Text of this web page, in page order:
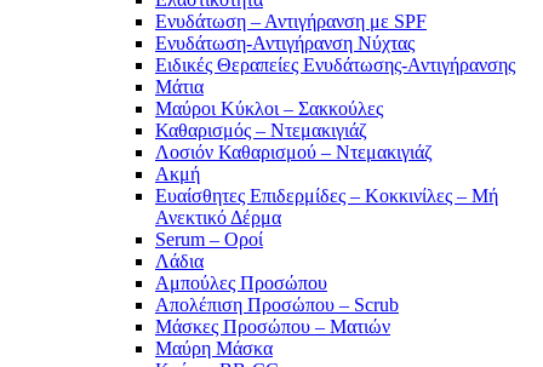
Ενυδάτωση – Αντιγήρανση με SPF
Ενυδάτωση-Αντιγήρανση Νύχτας
Ειδικές Θεραπείες Ενυδάτωσης-Αντιγήρανσης
Μάτια
Μαύροι Κύκλοι – Σακκούλες
Καθαρισμός – Ντεμακιγιάζ
Λοσιόν Καθαρισμού – Ντεμακιγιάζ
Ακμή
Ευαίσθητες Επιδερμίδες – Κοκκινίλες – Μή
Ανεκτικό Δέρμα
Serum – Οροί
Λάδια
Αμπούλες Προσώπου
Απολέπιση Προσώπου – Scrub
Μάσκες Προσώπου – Ματιών
Μαύρη Μάσκα